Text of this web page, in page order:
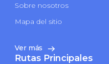
Sobre nosotros
Mapa del sitio
Ver más
Rutas Principales